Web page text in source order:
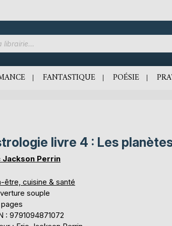
FANTASTIQUE POÉSIE
livre 4 : Les
Jackson Perrin
être, cuisine & santé
souple
: 9791094871072